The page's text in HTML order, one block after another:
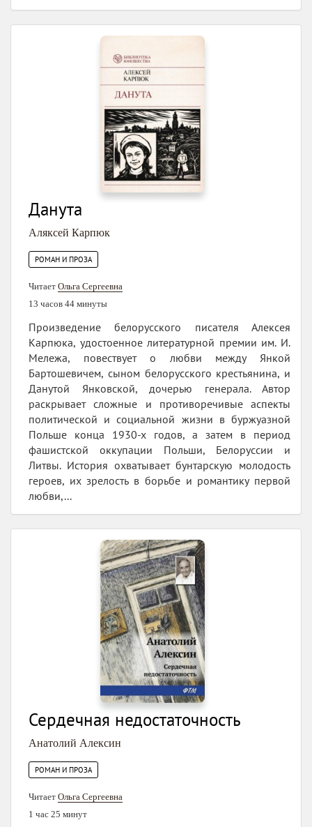
Данута
Аляксей Карпюк
РОМАН И ПРОЗА
Читает Ольга Сергеевна
13 часов 44 минуты
Произведение белорусского писателя Алексея
Карпюка, удостоенное литературной премии им. И.
Мележа, повествует о любви между Янкой
Бартошевичем, сыном белорусского крестьянина, и
Данутой Янковской, дочерью генерала. Автор
раскрывает сложные и противоречивые аспекты
политической и социальной жизни в буржуазной
Польше конца 1930-х годов, а затем в период
фашистской оккупации Польши, Белоруссии и
Литвы. История охватывает бунтарскую молодость
героев, их зрелость в борьбе и романтику первой
любви,...
Сердечная недостаточность
Анатолий Алексин
РОМАН И ПРОЗА
Читает Ольга Сергеевна
1 час 25 минут